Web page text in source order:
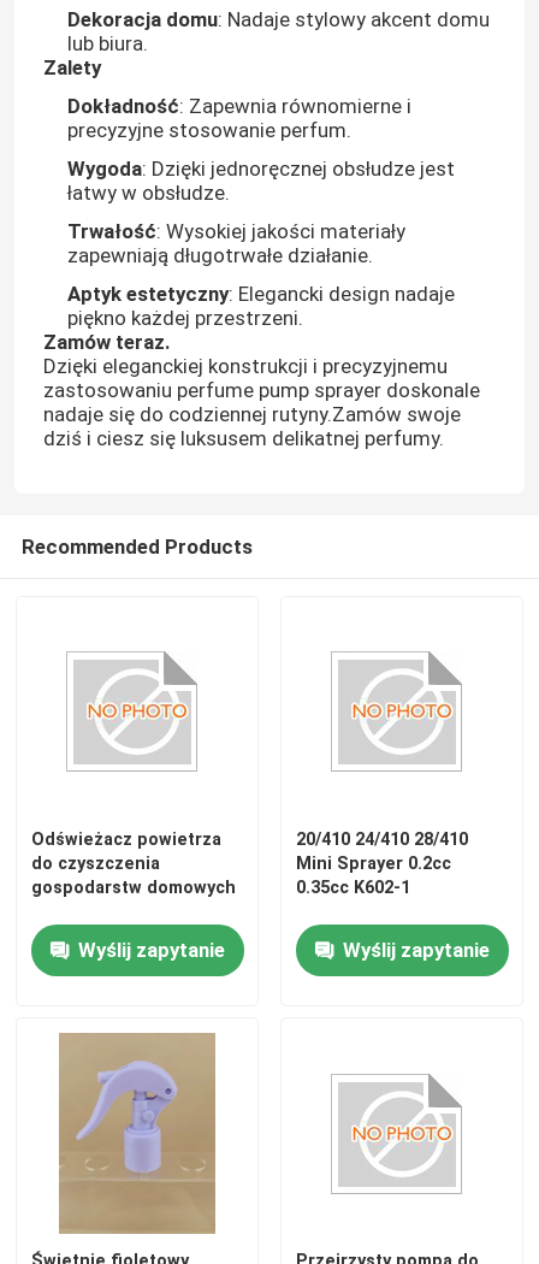
O nas
Kontrola jakości
Skontaktuj się z nami
Sprawy
Opryskiwacz z pompką do perfum
Opryskiwacz pompy spustowej
Dekoracja domu: Nadaje stylowy akcent domu
lub biura.
Zalety
Dokładność: Zapewnia równomierne i
precyzyjne stosowanie perfum.
Wygoda: Dzięki jednoręcznej obsłudze jest
łatwy w obsłudze.
Trwałość: Wysokiej jakości materiały
zapewniają długotrwałe działanie.
Aptyk estetyczny: Elegancki design nadaje
piękno każdej przestrzeni.
Zamów teraz.
Dzięki eleganckiej konstrukcji i precyzyjnemu
zastosowaniu perfume pump sprayer doskonale
nadaje się do codziennej rutyny.Zamów swoje
dziś i ciesz się luksusem delikatnej perfumy.
Recommended Products
Odświeżacz powietrza
do czyszczenia
gospodarstw domowych
Wyślij zapytanie
20/410 24/410 28/410
Mini Sprayer 0.2cc
0.35cc K602-1
Wyślij zapytanie